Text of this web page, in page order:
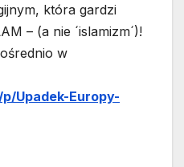
która gardzi
– (a nie ´islamizm´)!
w
Upadek-Europy-